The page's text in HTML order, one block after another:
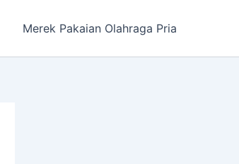
Merek Pakaian Olahraga Pria